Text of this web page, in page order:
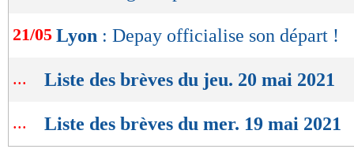
21/05 Lyon : Depay officialise son départ !
... Liste des brèves du jeu. 20 mai 2021
... Liste des brèves du mer. 19 mai 2021